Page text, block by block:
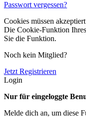
Passwort vergessen?
Cookies müssen
Die Cookie-Funktion
Sie die Funktion.
Noch kein Mitglied?
Jetzt Registrieren
Login
Nur für eingeloggte
Melde dich an, um diese